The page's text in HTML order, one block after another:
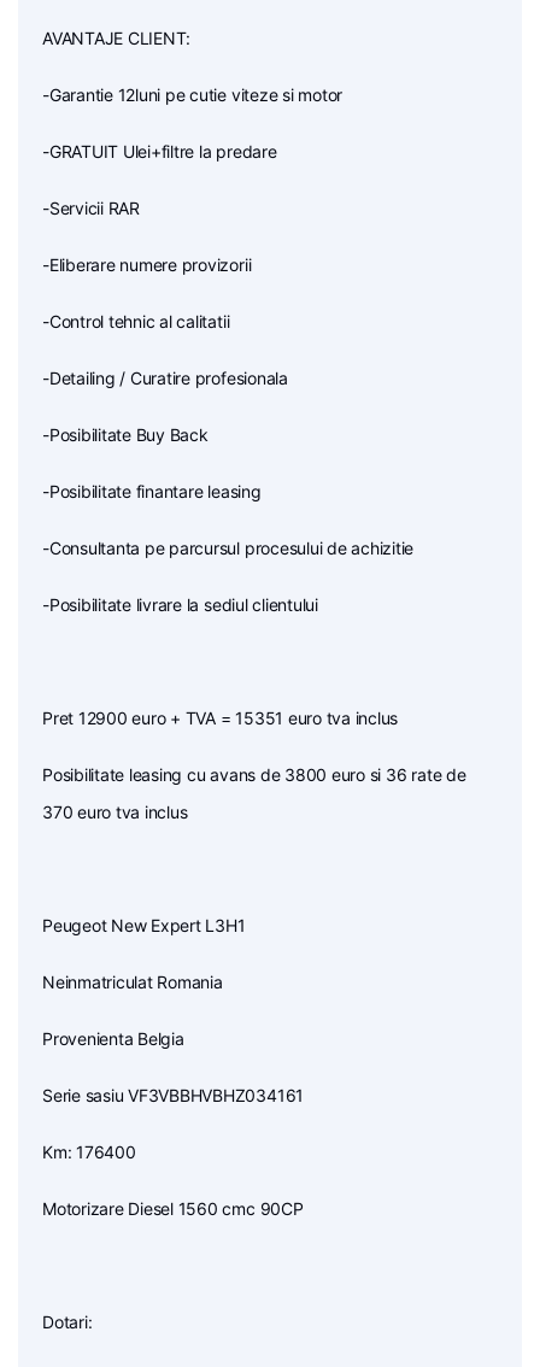
AVANTAJE CLIENT:
-Garantie 12luni pe cutie viteze si motor
-GRATUIT Ulei+filtre la predare
-Servicii RAR
-Eliberare numere provizorii
-Control tehnic al calitatii
-Detailing / Curatire profesionala
-Posibilitate Buy Back
-Posibilitate finantare leasing
-Consultanta pe parcursul procesului de achizitie
-Posibilitate livrare la sediul clientului
Pret 12900 euro + TVA = 15351 euro tva inclus
Posibilitate leasing cu avans de 3800 euro si 36 rate de
370 euro tva inclus
Peugeot New Expert L3H1
Neinmatriculat Romania
Provenienta Belgia
Serie sasiu VF3VBBHVBHZ034161
Km: 176400
Motorizare Diesel 1560 cmc 90CP
Dotari: